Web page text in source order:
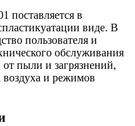
поставляется в
виде. В
пользователя и
обслуживания
от пыли и загрязнений,
воздуха и режимов